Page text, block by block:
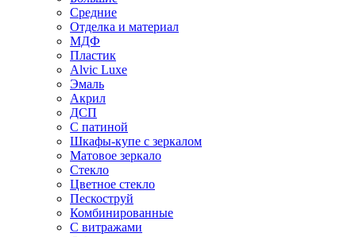
Средние
Отделка и материал
МДФ
Пластик
Alvic Luxe
Эмаль
Акрил
ДСП
С патиной
Шкафы-купе с зеркалом
Матовое зеркало
Стекло
Цветное стекло
Пескоструй
Комбинированные
С витражами